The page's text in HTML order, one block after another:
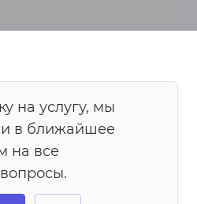
на услугу, мы
в ближайшее
на все